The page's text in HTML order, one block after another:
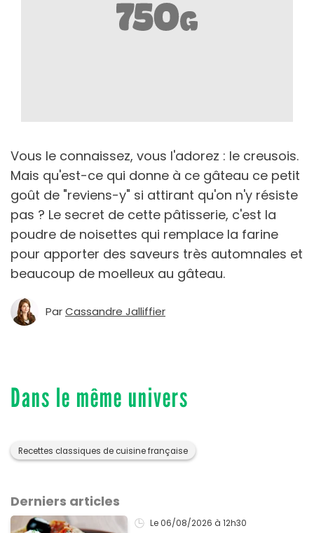
Vous le connaissez, vous l'adorez : le creusois.
Mais qu'est-ce qui donne à ce gâteau ce petit
goût de "reviens-y" si attirant qu'on n'y résiste
pas ? Le secret de cette pâtisserie, c'est la
poudre de noisettes qui remplace la farine
pour apporter des saveurs très automnales et
beaucoup de moelleux au gâteau.
ParCassandre Jalliffier
Dans le même univers
Recettes classiques de cuisine française
Derniers articles
Le 06/08/2026 à 12h30